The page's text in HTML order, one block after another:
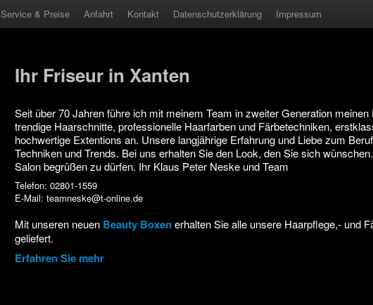
Service & Preise Anfahrt Kontakt Datenschutzerklärung Impressum
Ihr Friseur in Xanten
Seit über 70 Jahren führe ich mit meinem Team in zweiter Generation
trendige Haarschnitte, professionelle Haarfarben und Färbetechniken,
hochwertige Extentions an. Unsere langjährige Erfahrung und Liebe zum
Techniken und Trends. Bei uns erhalten Sie den Look, den Sie sich
Salon begrüßen zu dürfen. Ihr Klaus Peter Neske und Team
Telefon: 02801-1559
E-Mail: teamneske@t-online.de
Mit unseren neuen Beauty Boxenerhalten Sie alle unsere Haarpflege,- und
geliefert.
Erfahren Sie mehr